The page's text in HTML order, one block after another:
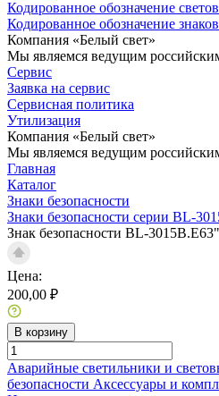
Кодированное обозначение
Кодированное обозначение
Компания «Белый свет»
Мы являемся ведущим
Сервис
Заявка на сервис
Сервисная политика
Утилизация
Компания «Белый свет»
Мы являемся ведущим
Главная
Каталог
Знаки безопасности
Знаки безопасности серии BL-
Знак безопасности BL-
Цена:
200,00 ₽
В корзину
Аварийные светильники и
безопасности Аксессуары и